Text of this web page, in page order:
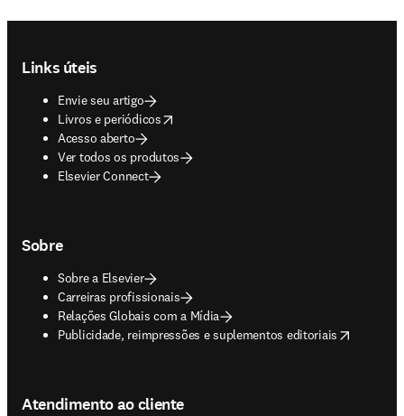
Links úteis
Envie seu artigo
Livros e periódicos
opens in new tab/window
Acesso aberto
Ver todos os produtos
Elsevier Connect
Sobre
Sobre a Elsevier
Carreiras profissionais
Relações Globais com a Mídia
Publicidade, reimpressões e suplementos editoriais
opens in new tab/window
Atendimento ao cliente